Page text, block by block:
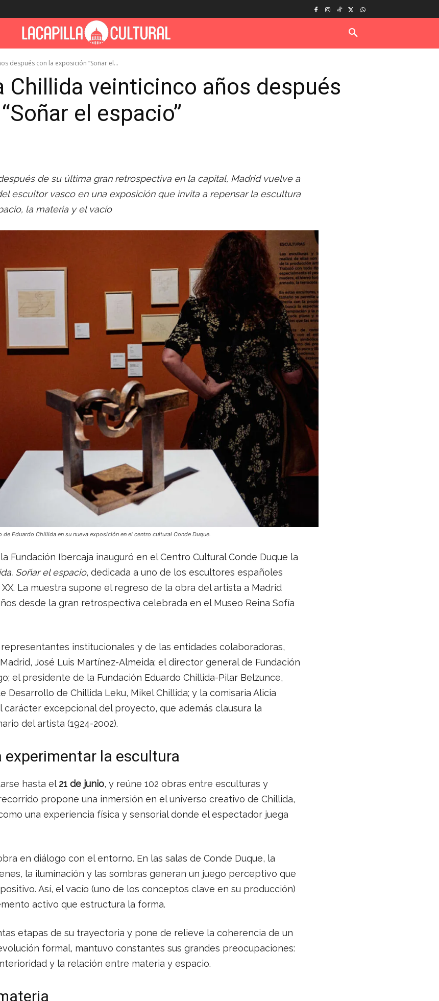
después con la exposición “Soñar el...
Chillida veinticinco años después
el espacio”
de su última gran retrospectiva en la capital, Madrid vuelve a
escultor vasco en una exposición que invita a repensar la escultura
la materia y el vacío
de Eduardo Chillida en su nueva exposición en el centro cultural Conde Duque.
Fundación Ibercaja inauguró en el Centro Cultural Conde Duque la
Soñar el espacio, dedicada a uno de los escultores españoles
La muestra supone el regreso de la obra del artista a Madrid
desde la gran retrospectiva celebrada en el Museo Reina Sofía
institucionales y de las entidades colaboradoras,
José Luis Martínez-Almeida; el director general de Fundación
el presidente de la Fundación Eduardo Chillida-Pilar Belzunce,
Desarrollo de Chillida Leku, Mikel Chillida; y la comisaria Alicia
carácter excepcional del proyecto, que además clausura la
del artista (1924-2002).
experimentar la escultura
hasta el21 de junio, y reúne 102 obras entre esculturas y
propone una inmersión en el universo creativo de Chillida,
una experiencia física y sensorial donde el espectador juega
en diálogo con el entorno. En las salas de Conde Duque, la
la iluminación y las sombras generan un juego perceptivo que
Así, el vacío (uno de los conceptos clave en su producción)
activo que estructura la forma.
etapas de su trayectoria y pone de relieve la coherencia de un
formal, mantuvo constantes sus grandes preocupaciones:
y la relación entre materia y espacio.